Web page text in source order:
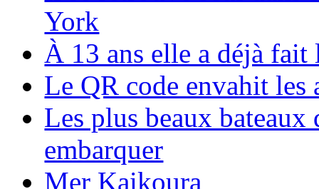
York
À 13 ans elle a déjà
Le QR code envahit les
Les plus beaux bateaux
embarquer
Mer Kaikoura